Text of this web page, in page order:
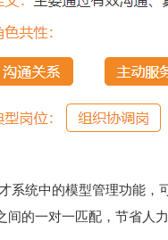
系统中的模型管理功能，
间的一对一匹配，节省人